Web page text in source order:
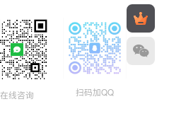
在线咨询 扫码加QQ